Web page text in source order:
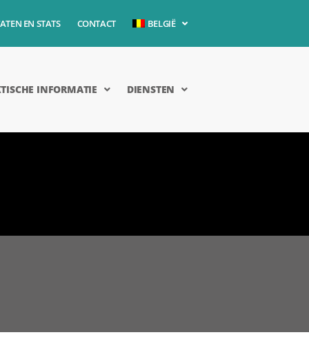
EN STATS CONTACT BELGIË
INFORMATIE DIENSTEN